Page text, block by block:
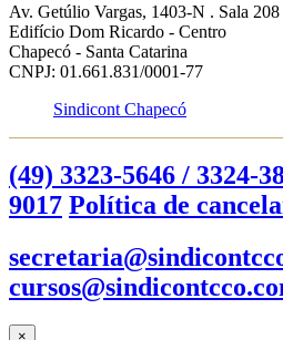
Av. Getúlio Vargas, 1403-N . Sala 208
Edifício Dom Ricardo - Centro
Chapecó - Santa Catarina
CNPJ: 01.661.831/0001-77
Sindicont Chapecó
(49) 3323-5646 / 3324-
9017 Política de
×